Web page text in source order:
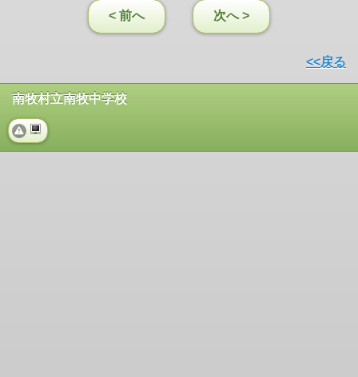
< 前へ 次へ >
<<戻る
南牧村立南牧中学校